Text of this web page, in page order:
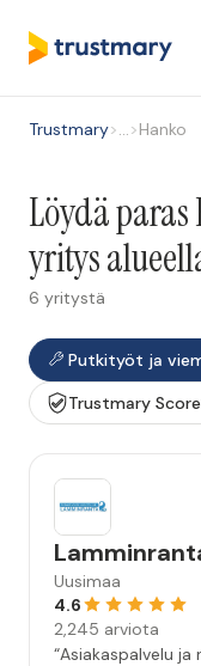
Trustmary>…>Hanko
Löydä
yritys
6 yritystä
Putkityöt ja
Trustmary Score
Uusimaa
4.6
2,245 arviota
“Asiakaspalvelu ja